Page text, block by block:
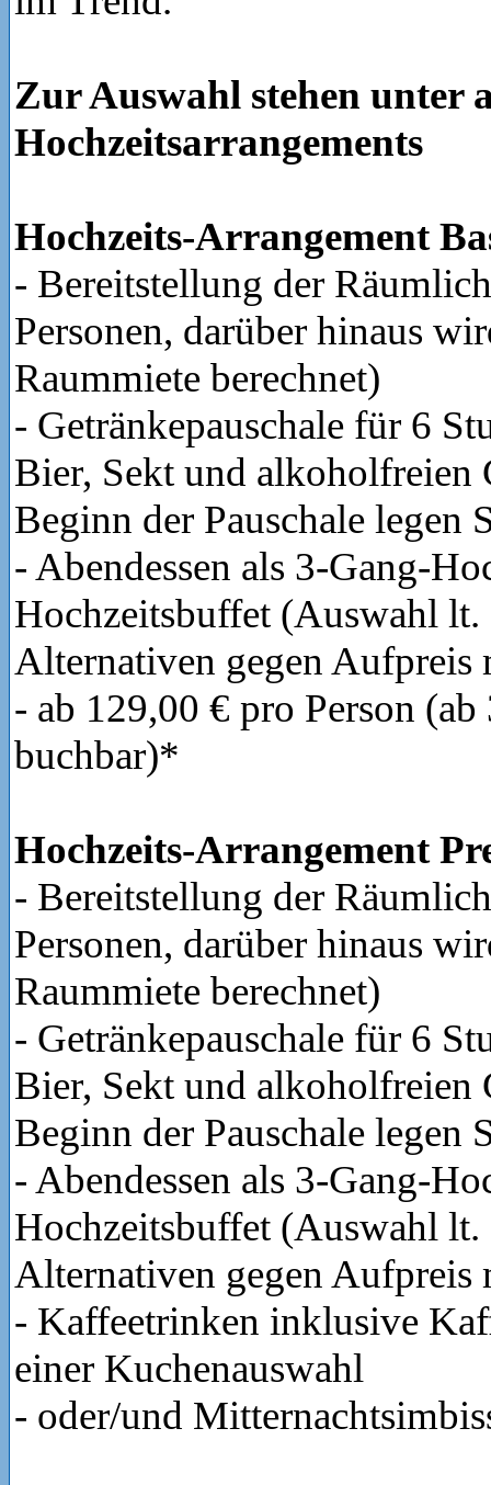
Zur Auswahl stehen unter
Hochzeitsarrangements
Hochzeits-Arrangement
- Bereitstellung der
Personen, darüber hinaus
Raummiete berechnet)
- Getränkepauschale für 6
Bier, Sekt und alkoholfreien
Beginn der Pauschale legen
- Abendessen als 3-Gang-
Hochzeitsbuffet (Auswahl lt.
Alternativen gegen Aufpreis
- ab 129,00 € pro Person (ab
buchbar)*
Hochzeits-Arrangement
- Bereitstellung der
Personen, darüber hinaus
Raummiete berechnet)
- Getränkepauschale für 6
Bier, Sekt und alkoholfreien
Beginn der Pauschale legen
- Abendessen als 3-Gang-
Hochzeitsbuffet (Auswahl lt.
Alternativen gegen Aufpreis
- Kaffeetrinken inklusive
einer Kuchenauswahl
- oder/und